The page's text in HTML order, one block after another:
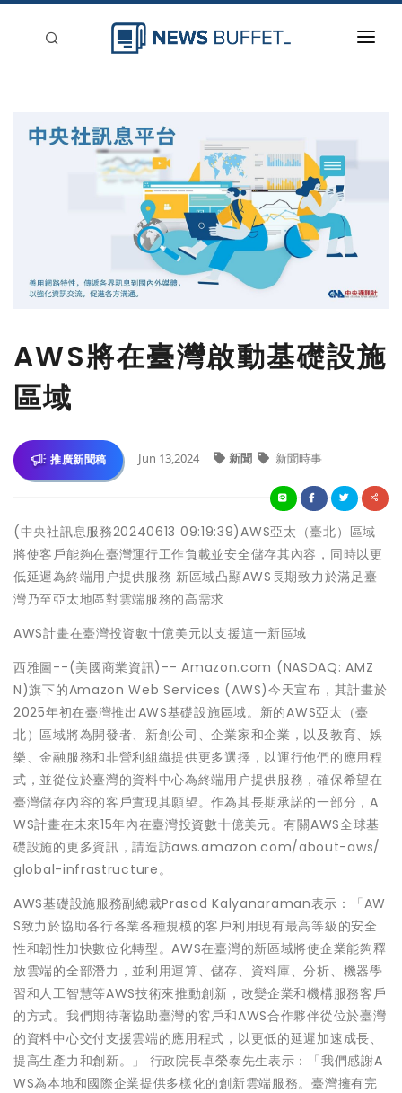
AWS將在臺灣啟動基礎設施
區域
推廣新聞稿 Jun 13,2024 新聞 新聞時事
(中央社訊息服務20240613 09:19:39)AWS亞太（臺北）區域
將使客戶能夠在臺灣運行工作負載並安全儲存其內容，同時以更
低延遲為終端用户提供服務 新區域凸顯AWS長期致力於滿足臺
灣乃至亞太地區對雲端服務的高需求
AWS計畫在臺灣投資數十億美元以支援這一新區域
西雅圖--(美國商業資訊)-- Amazon.com (NASDAQ: AMZ
N)旗下的Amazon Web Services (AWS)今天宣布，其計畫於
2025年初在臺灣推出AWS基礎設施區域。新的AWS亞太（臺
北）區域將為開發者、新創公司、企業家和企業，以及教育、娛
樂、金融服務和非營利組織提供更多選擇，以運行他們的應用程
式，並從位於臺灣的資料中心為終端用户提供服務，確保希望在
臺灣儲存內容的客戶實現其願望。作為其長期承諾的一部分，A
WS計畫在未來15年內在臺灣投資數十億美元。有關AWS全球基
礎設施的更多資訊，請造訪aws.amazon.com/about-aws/
global-infrastructure。
AWS基礎設施服務副總裁Prasad Kalyanaraman表示：「AW
S致力於協助各行各業各種規模的客戶利用現有最高等級的安全
性和韌性加快數位化轉型。AWS在臺灣的新區域將使企業能夠釋
放雲端的全部潛力，並利用運算、儲存、資料庫、分析、機器學
習和人工智慧等AWS技術來推動創新，改變企業和機構服務客戶
的方式。我們期待著協助臺灣的客戶和AWS合作夥伴從位於臺灣
的資料中心交付支援雲端的應用程式，以更低的延遲加速成長、
提高生產力和創新。」 行政院長卓榮泰先生表示：「我們感謝A
WS為本地和國際企業提供多樣化的創新雲端服務。臺灣擁有完